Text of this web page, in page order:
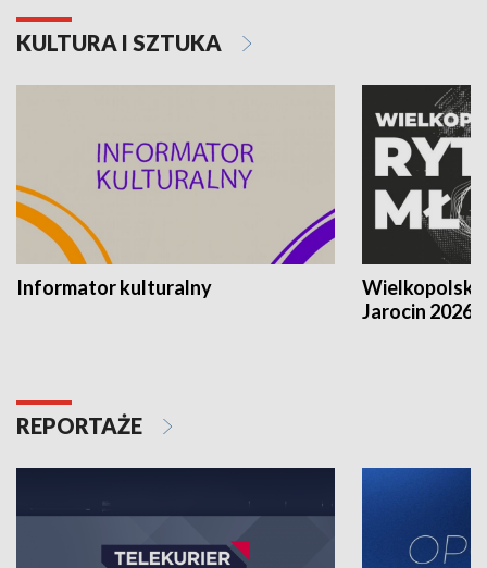
KULTURA I SZTUKA
Informator kulturalny
Jarocin 2026
REPORTAŻE